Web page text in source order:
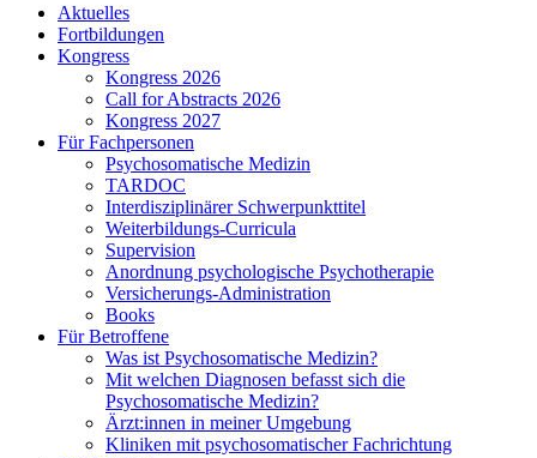
Aktuelles
Fortbildungen
Kongress
Kongress 2026
Call for Abstracts 2026
Kongress 2027
Für Fachpersonen
Psychosomatische Medizin
TARDOC
Interdisziplinärer Schwerpunkttitel
Weiterbildungs-Curricula
Supervision
Anordnung psychologische Psychotherapie
Versicherungs-Administration
Books
Für Betroffene
Was ist Psychosomatische Medizin?
Mit welchen Diagnosen befasst sich die
Psychosomatische Medizin?
Ärzt:innen in meiner Umgebung
Kliniken mit psychosomatischer Fachrichtung